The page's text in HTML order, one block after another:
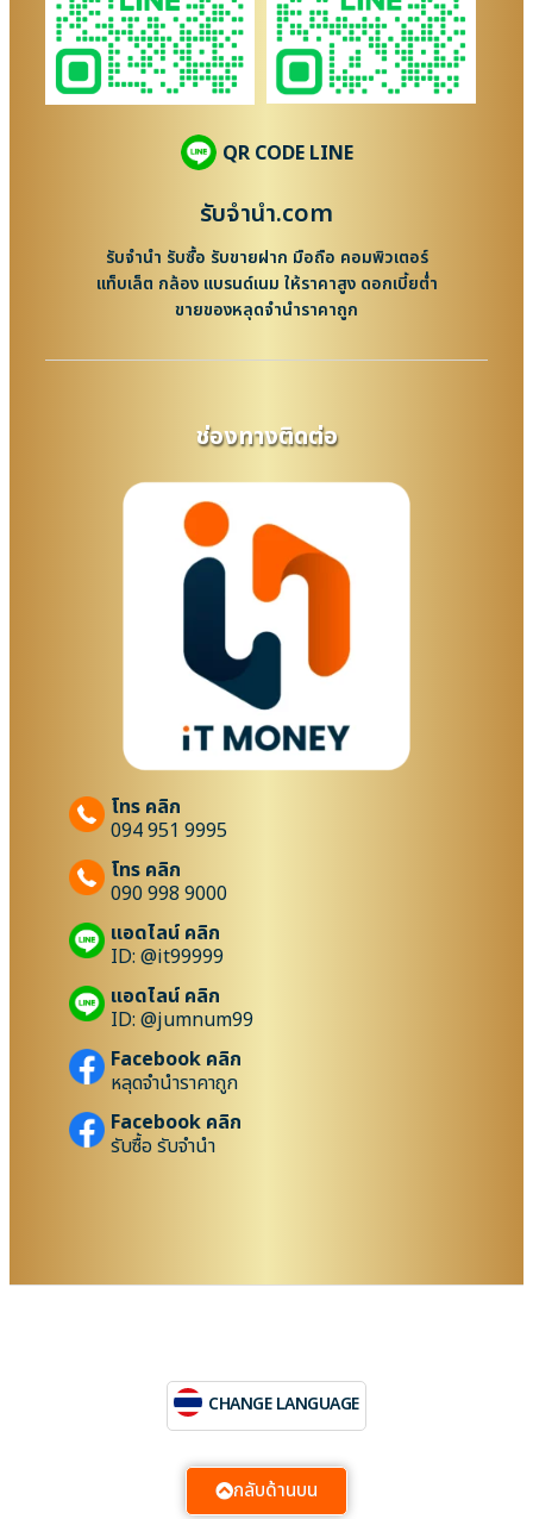
QR CODE LINE
รับจํานํา.com
รับจำนำ รับซื้อ รับขายฝาก มือถือ คอมพิวเตอร์
แท็บเล็ต กล้อง แบรนด์เนม ให้ราคาสูง ดอกเบี้ยต่ำ
ขายของหลุดจำนำราคาถูก
ช่องทางติดต่อ
โทร คลิก
094 951 9995
โทร คลิก
090 998 9000
แอดไลน์ คลิก
ID: @it99999
แอดไลน์ คลิก
ID: @jumnum99
Facebook คลิก
หลุดจำนำราคาถูก
Facebook คลิก
รับซื้อ รับจำนำ
CHANGE LANGUAGE
กลับด้านบน